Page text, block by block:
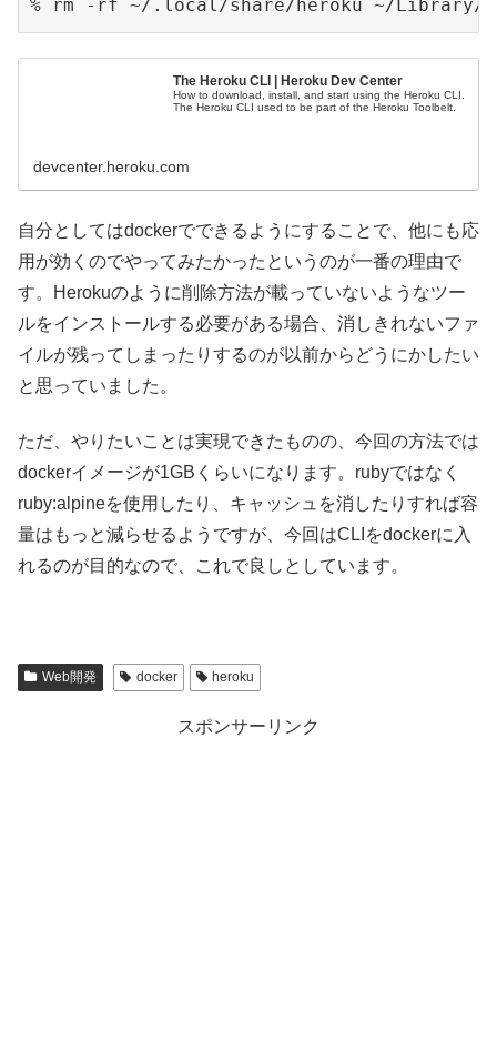
The Heroku CLI | Heroku Dev Center
How to download, install, and start using the Heroku CLI.
The Heroku CLI used to be part of the Heroku Toolbelt.
devcenter.heroku.com
自分としてはdockerでできるようにすることで、他にも応
用が効くのでやってみたかったというのが一番の理由で
す。Herokuのように削除方法が載っていないようなツー
ルをインストールする必要がある場合、消しきれないファ
イルが残ってしまったりするのが以前からどうにかしたい
と思っていました。
ただ、やりたいことは実現できたものの、今回の方法では
dockerイメージが1GBくらいになります。rubyではなく
ruby:alpineを使用したり、キャッシュを消したりすれば容
量はもっと減らせるようですが、今回はCLIをdockerに入
れるのが目的なので、これで良しとしています。
Web開発 docker heroku
スポンサーリンク